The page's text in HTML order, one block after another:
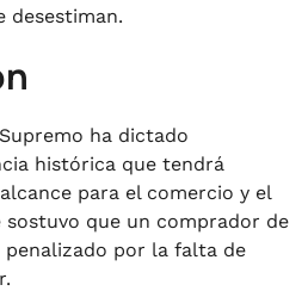
desestiman.
ha dictado
histórica que tendrá
para el comercio y el
sostuvo que un comprador de
penalizado por la falta de